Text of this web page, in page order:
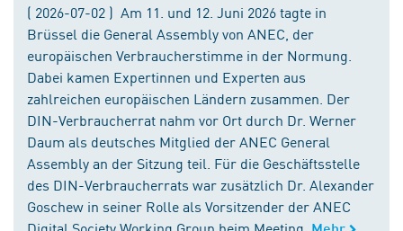
( 2026-07-02 ) Am 11. und 12. Juni 2026 tagte in
Brüssel die General Assembly von ANEC, der
europäischen Verbraucherstimme in der Normung.
Dabei kamen Expertinnen und Experten aus
zahlreichen europäischen Ländern zusammen. Der
DIN-Verbraucherrat nahm vor Ort durch Dr. Werner
Daum als deutsches Mitglied der ANEC General
Assembly an der Sitzung teil. Für die Geschäftsstelle
des DIN-Verbraucherrats war zusätzlich Dr. Alexander
Goschew in seiner Rolle als Vorsitzender der ANEC
Mehr